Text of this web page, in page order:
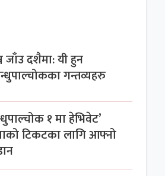
जाँउ दशैमा: यी हुन
गन्तव्यहरु
१ मा हेभिवेट’
टिकटका लागि आफ्नो